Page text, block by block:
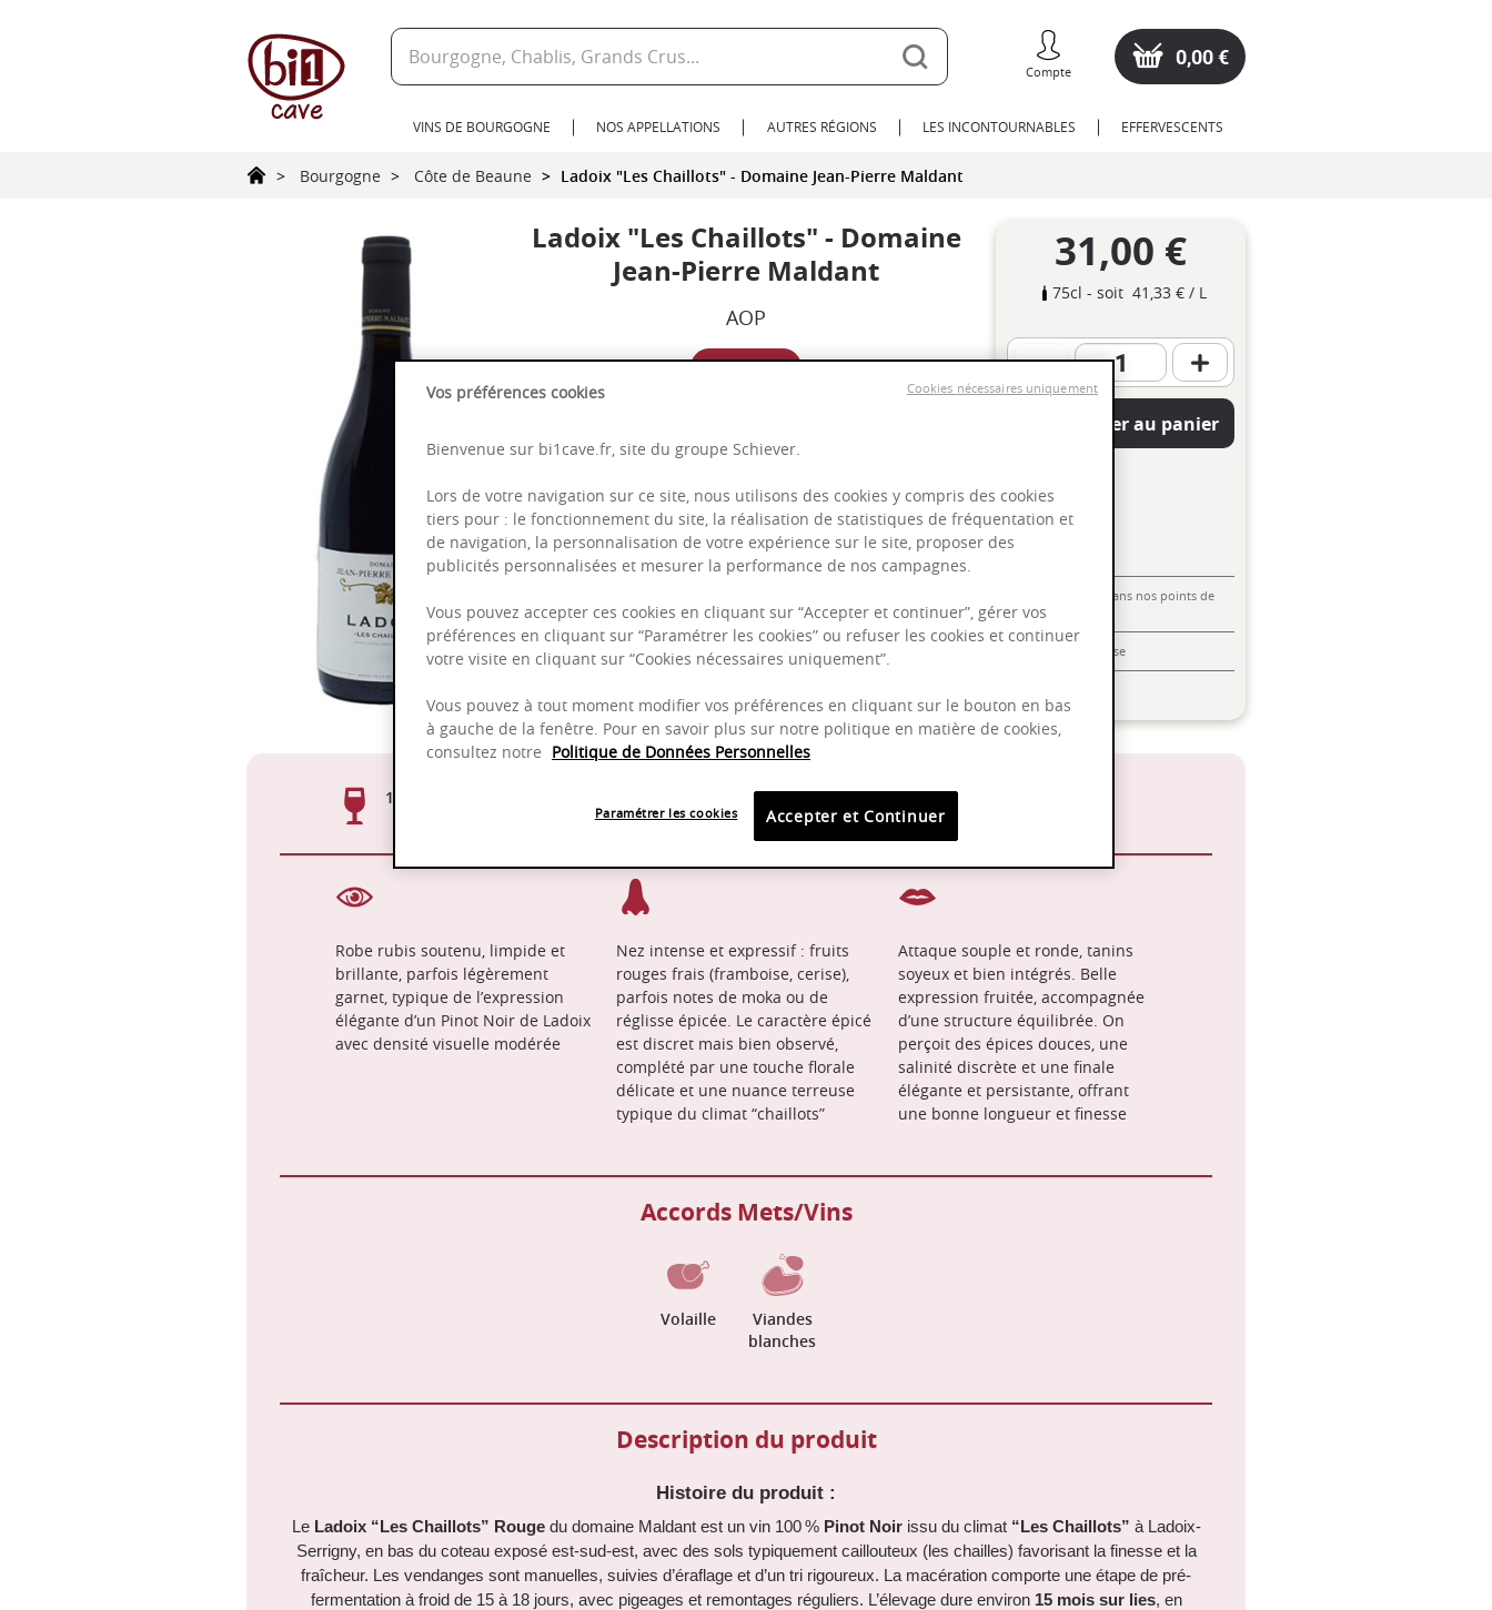
Compte
0,00 €
VINS DE BOURGOGNE NOS APPELLATIONS AUTRES RÉGIONS LES INCONTOURNABLES EFFERVESCENTS
Bourgogne Côte de Beaune Ladoix "Les Chaillots" - Domaine Jean-Pierre Maldant
Ladoix "Les Chaillots" - Domaine
Jean-Pierre Maldant
AOP
2022
Puissant
Complexité
Epicé
31,00 €
75cl - soit 41,33 €/ L
Ajouter au panier
Livraison offerte dans nos points de
vente
Emballage anti-casse
15-18°C Pinot Noir
Robe rubis soutenu, limpide et
brillante, parfois légèrement
garnet, typique de l’expression
élégante d’un Pinot Noir de Ladoix
avec densité visuelle modérée
Nez intense et expressif : fruits
rouges frais (framboise, cerise),
parfois notes de moka ou de
réglisse épicée. Le caractère épicé
est discret mais bien observé,
complété par une touche florale
délicate et une nuance terreuse
typique du climat “chaillots”
Attaque souple et ronde, tanins
soyeux et bien intégrés. Belle
expression fruitée, accompagnée
d’une structure équilibrée. On
perçoit des épices douces, une
salinité discrète et une finale
élégante et persistante, offrant
une bonne longueur et finesse
Accords Mets/Vins
Volaille
Viandes
blanches
Description du produit
Histoire du produit :
Le Ladoix “Les Chaillots” Rougedu domaine Maldant est un vin 100 % Pinot Noirissu du climat “Les Chaillots” à Ladoix-
Serrigny, en bas du coteau exposé est-sud-est, avec des sols typiquement caillouteux (les chailles) favorisant la finesse et la
fraîcheur. Les vendanges sont manuelles, suivies d’éraflage et d’un tri rigoureux. La macération comporte une étape de pré-
fermentation à froid de 15 à 18 jours, avec pigeages et remontages réguliers. L’élevage dure environ 15 mois sur lies, en
Vos préférences cookies
Bienvenue sur bi1cave.fr, site du groupe Schiever.
Lors de votre navigation sur ce site, nous utilisons des cookies y compris des cookies
tiers pour : le fonctionnement du site, la réalisation de statistiques de fréquentation et
de navigation, la personnalisation de votre expérience sur le site, proposer des
publicités personnalisées et mesurer la performance de nos campagnes.
Vous pouvez accepter ces cookies en cliquant sur “Accepter et continuer”, gérer vos
préférences en cliquant sur “Paramétrer les cookies” ou refuser les cookies et continuer
votre visite en cliquant sur “Cookies nécessaires uniquement”.
Vous pouvez à tout moment modifier vos préférences en cliquant sur le bouton en bas
à gauche de la fenêtre. Pour en savoir plus sur notre politique en matière de cookies,
consultez notre Politique de Données Personnelles
Accepter et Continuer
Paramétrer les cookies
Cookies nécessaires uniquement